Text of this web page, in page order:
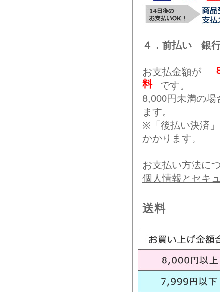
４．前払い 銀
お支払金額が
料
です。
8,000円未満の場
ます。
※「後払い決済
かかります。
お支払い方法に
個人情報とセキ
送料